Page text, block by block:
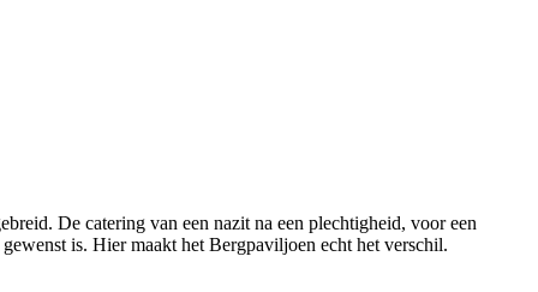
De catering van een nazit na een plechtigheid, voor een
is. Hier maakt het Bergpaviljoen echt het verschil.